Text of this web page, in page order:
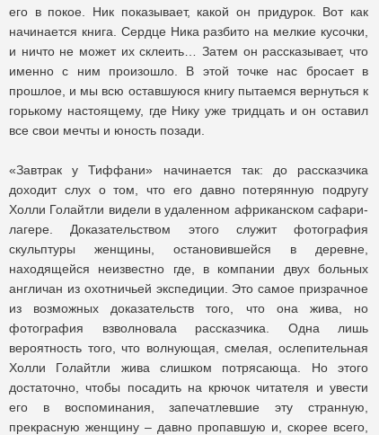
его в покое. Ник показывает, какой он придурок. Вот как
начинается книга. Сердце Ника разбито на мелкие кусочки,
и ничто не может их склеить… Затем он рассказывает, что
именно с ним произошло. В этой точке нас бросает в
прошлое, и мы всю оставшуюся книгу пытаемся вернуться к
горькому настоящему, где Нику уже тридцать и он оставил
все свои мечты и юность позади.
«Завтрак у Тиффани» начинается так: до рассказчика
доходит слух о том, что его давно потерянную подругу
Холли Голайтли видели в удаленном африканском сафари-
лагере. Доказательством этого служит фотография
скульптуры женщины, остановившейся в деревне,
находящейся неизвестно где, в компании двух больных
англичан из охотничьей экспедиции. Это самое призрачное
из возможных доказательств того, что она жива, но
фотография взволновала рассказчика. Одна лишь
вероятность того, что волнующая, смелая, ослепительная
Холли Голайтли жива слишком потрясающа. Но этого
достаточно, чтобы посадить на крючок читателя и увести
его в воспоминания, запечатлевшие эту странную,
прекрасную женщину – давно пропавшую и, скорее всего,